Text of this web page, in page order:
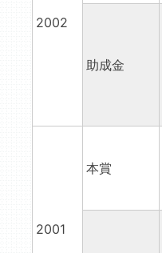
2002
助成金
2001
本賞